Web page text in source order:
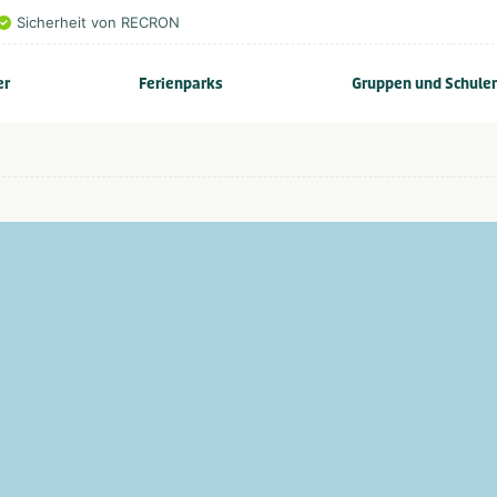
Sicherheit von RECRON
Ferienparks Gruppen und